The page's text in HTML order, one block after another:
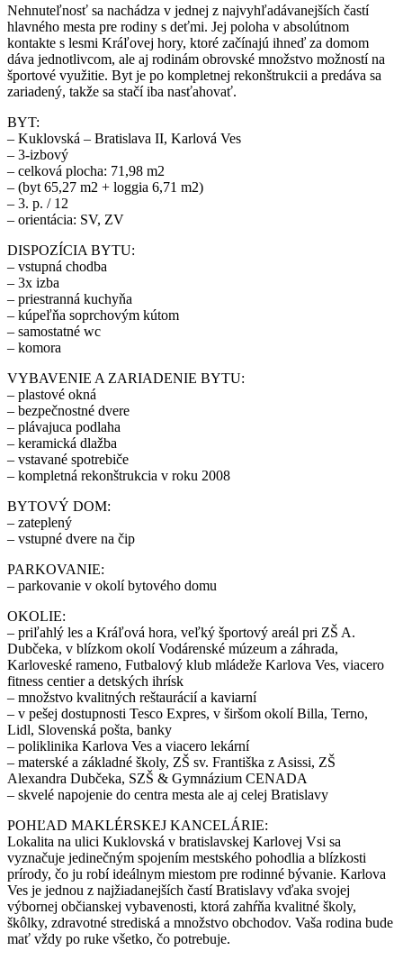
Nehnuteľnosť sa nachádza v jednej z najvyhľadávanejších častí
hlavného mesta pre rodiny s deťmi. Jej poloha v absolútnom
kontakte s lesmi Kráľovej hory, ktoré začínajú ihneď za domom
dáva jednotlivcom, ale aj rodinám obrovské množstvo možností na
športové využitie. Byt je po kompletnej rekonštrukcii a predáva sa
zariadený, takže sa stačí iba nasťahovať.
BYT:
– Kuklovská – Bratislava II, Karlová Ves
– 3-izbový
– celková plocha: 71,98 m2
– (byt 65,27 m2 + loggia 6,71 m2)
– 3. p. / 12
– orientácia: SV, ZV
DISPOZÍCIA BYTU:
– vstupná chodba
– 3x izba
– priestranná kuchyňa
– kúpeľňa soprchovým kútom
– samostatné wc
– komora
VYBAVENIE A ZARIADENIE BYTU:
– plastové okná
– bezpečnostné dvere
– plávajuca podlaha
– keramická dlažba
– vstavané spotrebiče
– kompletná rekonštrukcia v roku 2008
BYTOVÝ DOM:
– zateplený
– vstupné dvere na čip
PARKOVANIE:
– parkovanie v okolí bytového domu
OKOLIE:
– priľahlý les a Kráľová hora, veľký športový areál pri ZŠ A.
Dubčeka, v blízkom okolí Vodárenské múzeum a záhrada,
Karloveské rameno, Futbalový klub mládeže Karlova Ves, viacero
fitness centier a detských ihrísk
– množstvo kvalitných reštaurácií a kaviarní
– v pešej dostupnosti Tesco Expres, v širšom okolí Billa, Terno,
Lidl, Slovenská pošta, banky
– poliklinika Karlova Ves a viacero lekární
– materské a základné školy, ZŠ sv. Františka z Asissi, ZŠ
Alexandra Dubčeka, SZŠ & Gymnázium CENADA
– skvelé napojenie do centra mesta ale aj celej Bratislavy
POHĽAD MAKLÉRSKEJ KANCELÁRIE:
Lokalita na ulici Kuklovská v bratislavskej Karlovej Vsi sa
vyznačuje jedinečným spojením mestského pohodlia a blízkosti
prírody, čo ju robí ideálnym miestom pre rodinné bývanie. Karlova
Ves je jednou z najžiadanejších častí Bratislavy vďaka svojej
výbornej občianskej vybavenosti, ktorá zahŕňa kvalitné školy,
škôlky, zdravotné strediská a množstvo obchodov. Vaša rodina bude
mať vždy po ruke všetko, čo potrebuje.